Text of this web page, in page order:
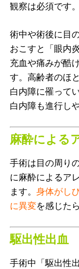
観察は必須です。
術中や術後に目
おこすと「眼内
充血や痛みが酷
す。高齢者のほ
白内障に罹って
白内障も進行し
麻酔による
手術は目の周り
に麻酔によるア
ます。 身体がし
に異変を感じた
駆出性出血
手術中「駆出性